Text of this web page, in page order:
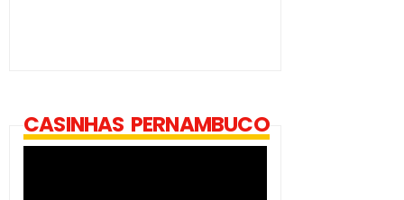
CASINHAS PERNAMBUCO